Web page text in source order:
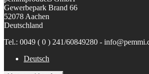
Gewerbepark Brand 66
52078 Aachen
Deutschland
Tel.: 0049 ( 0 ) 241/60849280 -
Deutsch